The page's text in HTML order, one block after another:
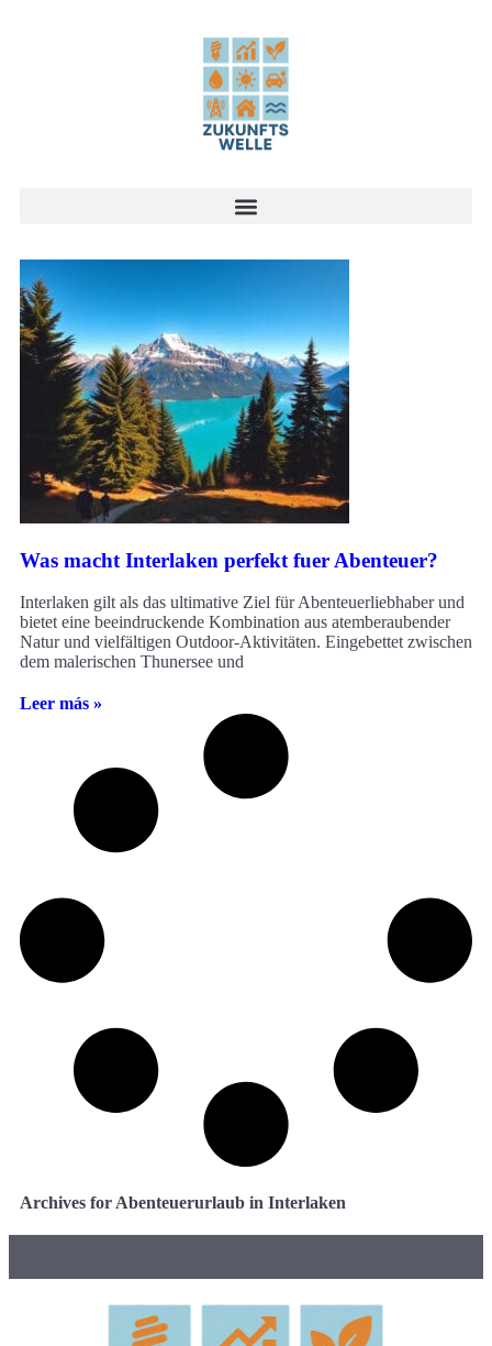
Was macht Interlaken perfekt fuer Abenteuer?
Interlaken gilt als das ultimative Ziel für Abenteuerliebhaber und
bietet eine beeindruckende Kombination aus atemberaubender
Natur und vielfältigen Outdoor-Aktivitäten. Eingebettet zwischen
dem malerischen Thunersee und
Leer más »
Archives for Abenteuerurlaub in Interlaken